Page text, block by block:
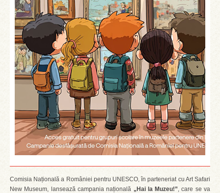
Comisia Națională a României pentru UNESCO, în parteneriat cu Art Safari
New Museum, lansează campania națională „Hai la Muzeu!”, care se va